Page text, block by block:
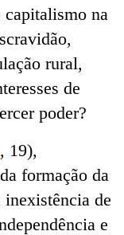
na
rural,
de
poder?
, 19),
formação da
de
e